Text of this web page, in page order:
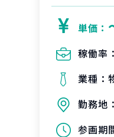
単価：
稼働率：
業種：
勤務地
参画期